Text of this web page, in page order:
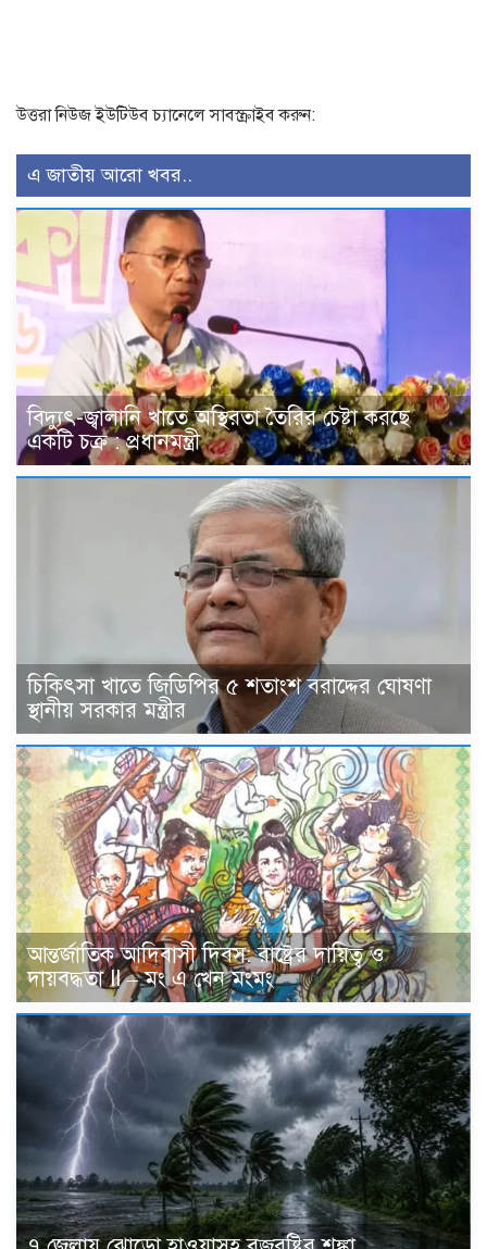
উত্তরা নিউজ ইউটিউব চ্যানেলে সাবস্ক্রাইব করুন:
এ জাতীয় আরো খবর..
বিদ্যুৎ-জ্বালানি খাতে অস্থিরতা তৈরির চেষ্টা করছে
একটি চক্র : প্রধানমন্ত্রী
চিকিৎসা খাতে জিডিপির ৫ শতাংশ বরাদ্দের ঘোষণা
স্থানীয় সরকার মন্ত্রীর
আন্তর্জাতিক আদিবাসী দিবস: রাষ্ট্রের দায়িত্ব ও
দায়বদ্ধতা II – মং এ খেন মংমং